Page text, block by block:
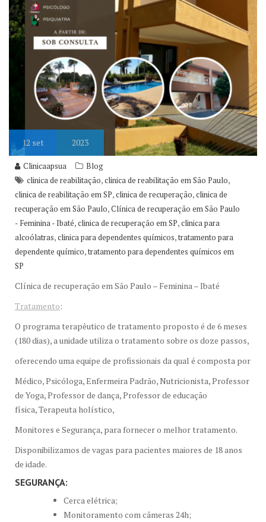
12 set 2023
Clinicaapsua
Blog
clinica de reabilitação,clinica de reabilitação em São Paulo,
clinica de reabilitação em SP,clinica de recuperação,clinica de
recuperação em São Paulo,Clínica de recuperação em São Paulo
- Feminina - Ibaté,clinica de recuperação em SP,clinica para
alcoólatras,clinica para dependentes químicos,tratamento para
dependente químico,tratamento para dependentes químicos em
SP
Clínica de recuperação em São Paulo – Feminina – Ibaté
Tratamento:
O programa terapêutico de tratamento proposto é de 6 meses
(180 dias), a unidade utiliza o tratamento sobre os doze passos,
oferecendo uma equipe de profissionais da qual é composta por
Médico, Psicóloga, Enfermeira Padrão, Nutricionista, Professor
de Yoga, Professor de dança, Professor de educação
física, Terapeuta holístico,
Monitores e Segurança, para fornecer o melhor tratamento.
Disponibilizamos de vagas para pacientes maiores de 18 anos
de idade.
SEGURANÇA:
Cerca elétrica;
Monitoramento com câmeras 24h;